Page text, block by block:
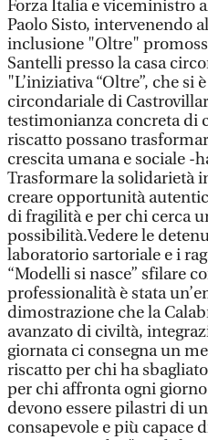
Forza Italia e viceministro
Paolo Sisto, intervenendo
inclusione "Oltre"
Santelli presso la casa
"L’iniziativa “Oltre”, che si
circondariale di
testimonianza concreta di
riscatto possano
crescita umana e sociale -
Trasformare la solidarietà
creare opportunità
di fragilità e per chi cerca
possibilità.Vedere le
laboratorio sartoriale e i
“Modelli si nasce” sfilare
professionalità è stata
dimostrazione che la
avanzato di civiltà,
giornata ci consegna un
riscatto per chi ha
per chi affronta ogni
devono essere pilastri di
consapevole e più capace